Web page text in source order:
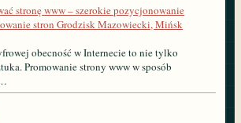
stronę www – szerokie pozycjonowanie
stron Grodzisk Mazowiecki, Mińsk
obecność w Internecie to nie tylko
Promowanie strony www w sposób